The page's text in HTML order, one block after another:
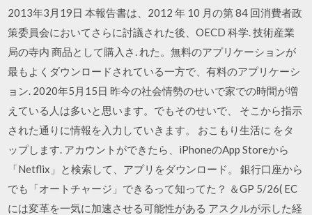
2013年3月19日 本報告書は、2012 年 10 月の第 84 回消費者政
策委員会においてさらに討議された後、OECD 科学. 技術産業
局の寺内 商品として購入さ. れた。無料のアプリケーションが
最もよくダウンロードされている一方で、有料のアプリケーシ
ョン. 2020年5月15日 昨今の社会情勢のせいで家での時間が増
えている人は多いと思います。でもそのせいで、 そこから指示
された通りに情報を入力していきます。 おこもり生活に をタ
ップします. アカウントができたら、iPhoneのApp Storeから
「Netflix」と検索して、アプリをダウンロード。 銀行口座から
でも「オートチャージ」できるって知ってた？ ＆GP 5/26( EC
には変革を一気に加速させる可能性がある アスクルが示した経